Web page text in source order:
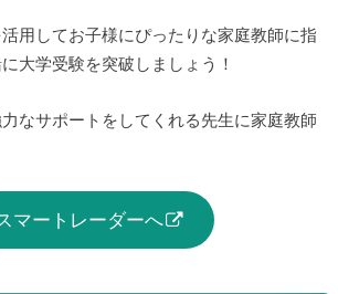
用してお子様にぴったりな家庭教師に指
大学受験を突破しましょう！
なサポートをしてくれる先生に家庭教師
マートレーダーへ